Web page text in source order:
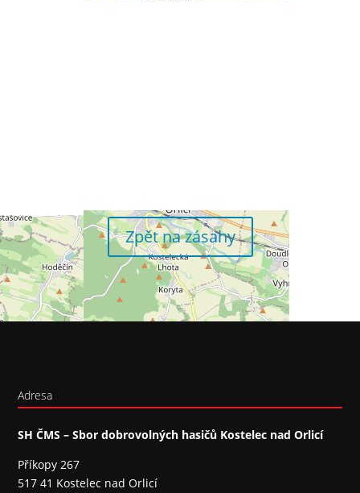
Zpět na zásahy
Adresa
SH ČMS – Sbor dobrovolných hasičů Kostelec nad Orlicí
Příkopy 267
517 41 Kostelec nad Orlicí